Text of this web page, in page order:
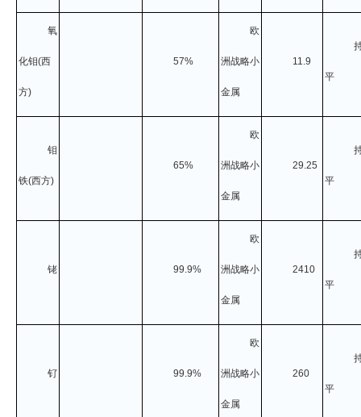
氧
化钼(西
方)
57%
欧
洲战略小
金属
11.9
平
钼
铁(西方)
65%
欧
洲战略小
金属
29.25
平
铑 99.9%
欧
洲战略小
金属
2410
平
钌 99.9%
欧
洲战略小
金属
260
平